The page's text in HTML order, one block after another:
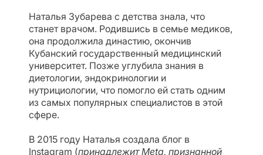
Наталья Зубарева с детства знала, что
станет врачом. Родившись в семье медиков,
она продолжила династию, окончив
Кубанский государственный медицинский
университет. Позже углубила знания в
диетологии, эндокринологии и
нутрициологии, что помогло ей стать одним
из самых популярных специалистов в этой
сфере.
В 2015 году Наталья создала блог в
Instagram (принадлежит Meta, признанной